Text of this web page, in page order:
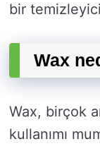
bir
Wax
Wax, birçok
kullanımı